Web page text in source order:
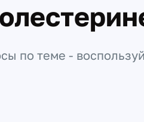
по теме -